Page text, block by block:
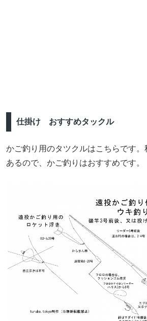
仕掛け おすすめタックル
かご釣り用のタツクルはこちらです
あるので、かご釣りはおすすめです。